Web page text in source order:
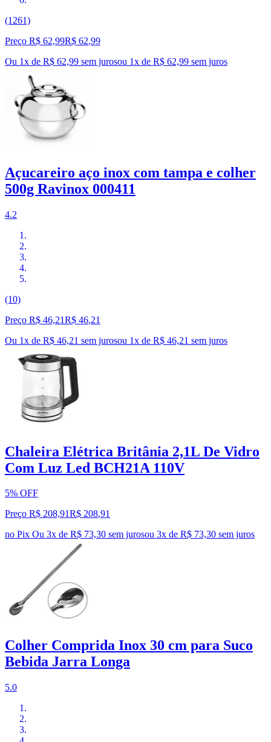
(1261)
Preço R$ 62,99R$ 62,99
Ou 1x de R$ 62,99 sem jurosou 1x de R$ 62,99 sem juros
Açucareiro aço inox com tampa e colher
500g Ravinox 000411
4.2
(10)
Preço R$ 46,21R$ 46,21
Ou 1x de R$ 46,21 sem jurosou 1x de R$ 46,21 sem juros
Chaleira Elétrica Britânia 2,1L De Vidro
Com Luz Led BCH21A 110V
5% OFF
Preço R$ 208,91R$ 208,91
no Pix Ou 3x de R$ 73,30 sem jurosou 3x de R$ 73,30 sem juros
Colher Comprida Inox 30 cm para Suco
Bebida Jarra Longa
5.0